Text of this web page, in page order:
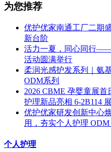
为您推荐
优护优家南通工厂二期
新台阶
活力一夏，同心同行——
活动圆满举行
柔润光感护发系列｜氨
ODM系列
2026 CBME 孕婴童展
护理新品亮相 6-2B114
优护优家研发创新中心
用，夯实个人护理 ODM
个人护理